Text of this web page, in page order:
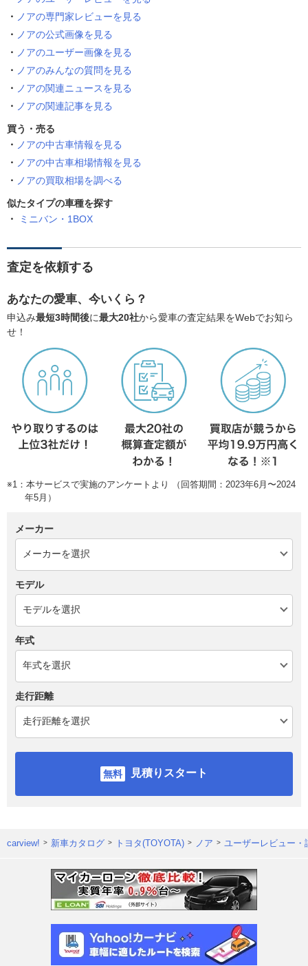
ノアの専門家レビューを見る
ノアの公式画像を見る
ノアのユーザー画像を見る
ノアのみんなの質問を見る
ノアの関連ニュースを見る
ノアの関連記事を見る
買う・売る
ノアの中古車情報を見る
ノアの中古車相場情報を見る
ノアの買取相場を調べる
似たタイプの車種を探す
ミニバン・1BOX
査定を依頼する
あなたの愛車、今いくら？
申込み最短3時間後に最大20社から愛車の査定結果をWebでお知ら
せ！
※1：本サービスで実施のアンケートより （回答期間：2023年6月〜2024
年5月）
メーカー
モデル
年式
走行距離
見積りスタート
carview! 新車カタログ トヨタ(TOYOTA) ノア ユーザーレビュー・